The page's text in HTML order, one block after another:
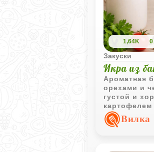
1,64K 0
Закуски
Икра из
Ароматная
орехами и
густой и
Вилка